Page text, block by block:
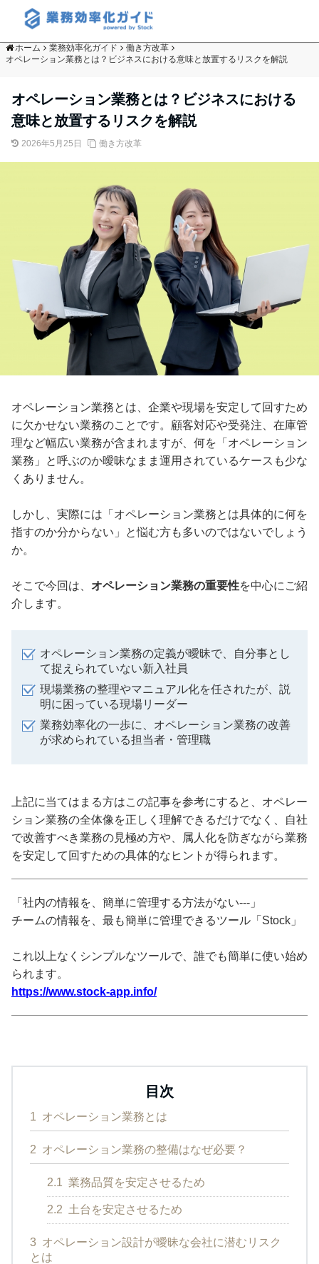
ホーム 業務効率化ガイド
働き方改革
オペレーション業務とは？ビジネスにおける意味と放置するリスクを解説
オペレーション業務とは？ビジネスにおける
意味と放置するリスクを解説
2026年5月25日 働き方改革
オペレーション業務とは、企業や現場を安定して回すため
に欠かせない業務のことです。顧客対応や受発注、在庫管
理など幅広い業務が含まれますが、何を「オペレーション
業務」と呼ぶのか曖昧なまま運用されているケースも少な
くありません。
しかし、実際には「オペレーション業務とは具体的に何を
指すのか分からない」と悩む方も多いのではないでしょう
か。
そこで今回は、 オペレーション業務の重要性を中心にご紹
介します。
オペレーション業務の定義が曖昧で、自分事とし
て捉えられていない新入社員
現場業務の整理やマニュアル化を任されたが、説
明に困っている現場リーダー
業務効率化の一歩に、オペレーション業務の改善
が求められている担当者・管理職
上記に当てはまる方はこの記事を参考にすると、オペレー
ション業務の全体像を正しく理解できるだけでなく、自社
で改善すべき業務の見極め方や、属人化を防ぎながら業務
を安定して回すための具体的なヒントが得られます。
「社内の情報を、簡単に管理する方法がない---」
チームの情報を、最も簡単に管理できるツール「Stock」
これ以上なくシンプルなツールで、誰でも簡単に使い始め
られます。
https://www.stock-app.info/
目次
1 オペレーション業務とは
2 オペレーション業務の整備はなぜ必要？
2.1 業務品質を安定させるため
2.2 土台を安定させるため
3 オペレーション設計が曖昧な会社に潜むリスク
とは